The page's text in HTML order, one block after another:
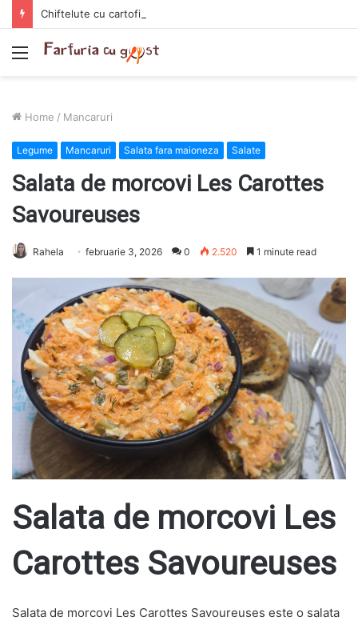
Chiftelute cu cartofi si smantana la cuptor
Menu
Home / Mancaruri
Legume Mancaruri Salata fara maioneza Salate
Salata de morcovi Les Carottes
Savoureuses
Rahela februarie 3, 2026 0 2.520 1 minute read
Salata de morcovi Les
Carottes Savoureuses
Salata de morcovi Les Carottes Savoureuses este o salata